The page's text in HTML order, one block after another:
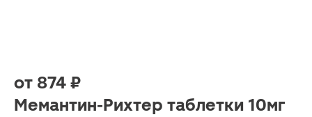
от 874 ₽
Мемантин-Рихтер таблетки 10мг